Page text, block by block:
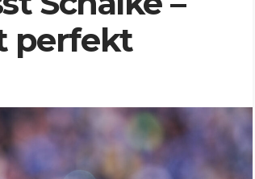
perfekt